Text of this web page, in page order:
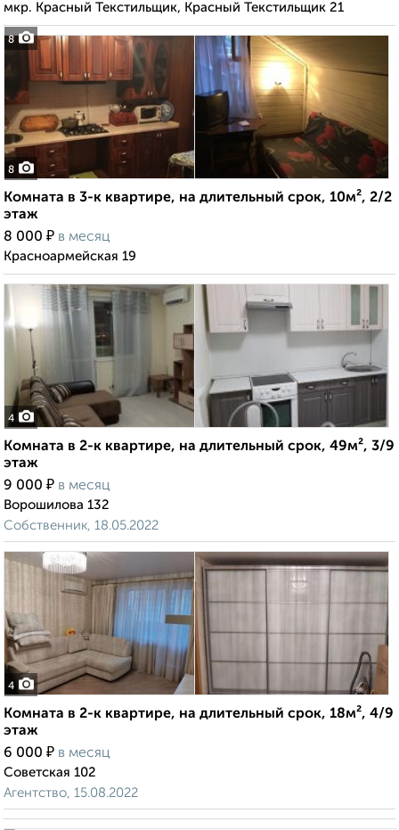
8
мкр. Красный Текстильщик, Красный Текстильщик 21
8
Комната в 3-к квартире, на длительный срок, 10м², 2/2
этаж
8 000 ₽ в месяц
Красноармейская 19
4
Комната в 2-к квартире, на длительный срок, 49м², 3/9
этаж
9 000 ₽ в месяц
Ворошилова 132
Собственник, 18.05.2022
4
Комната в 2-к квартире, на длительный срок, 18м², 4/9
этаж
6 000 ₽ в месяц
Советская 102
Агентство, 15.08.2022